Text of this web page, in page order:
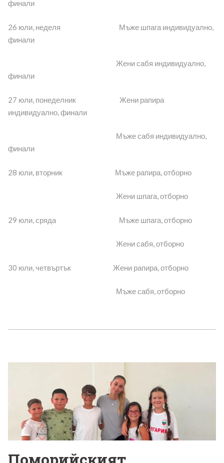
финали
26 юли, неделя Мъже шпага индивидуално,
финали
Жени сабя индивидуално,
финали
27 юли, понеделник Жени рапира
индивидуално, финали
Мъже сабя индивидуално,
финали
28 юли, вторник Мъже рапира, отборно
Жени шпага, отборно
29 юли, сряда Мъже шпага, отборно
Жени сабя, отборно
30 юли, четвъртък Жени рапира, отборно
Мъже сабя, отборно